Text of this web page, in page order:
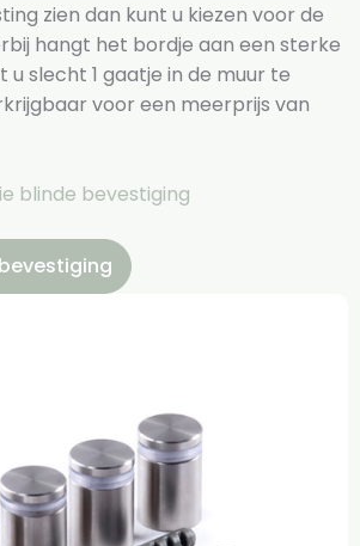
zien dan kunt u kiezen voor de
hangt het bordje aan een sterke
slecht 1 gaatje in de muur te
voor een meerprijs van
blinde bevestiging